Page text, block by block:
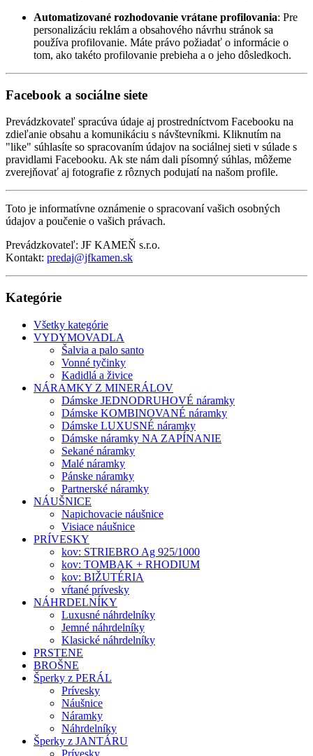
Automatizované rozhodovanie vrátane profilovania: Pre
personalizáciu reklám a obsahového návrhu stránok sa
používa profilovanie. Máte právo požiadať o informácie o
tom, ako takéto profilovanie prebieha a o jeho dôsledkoch.
Facebook a sociálne siete
Prevádzkovateľ spracúva údaje aj prostredníctvom Facebooku na
zdieľanie obsahu a komunikáciu s návštevníkmi. Kliknutím na
"like" súhlasíte so spracovaním údajov na sociálnej sieti v súlade s
pravidlami Facebooku. Ak ste nám dali písomný súhlas, môžeme
zverejňovať aj fotografie z rôznych podujatí na našom profile.
Toto je informatívne oznámenie o spracovaní vašich osobných
údajov a poučenie o vašich právach.
Prevádzkovateľ: JF KAMEŇ s.r.o.
Kontakt: predaj@jfkamen.sk
Kategórie
Všetky kategórie
VYDYMOVADLA
Šalvia a palo santo
Vonné tyčinky
Kadidlá a živice
NÁRAMKY Z MINERÁLOV
Dámske JEDNODRUHOVÉ náramky
Dámske KOMBINOVANÉ náramky
Dámske LUXUSNÉ náramky
Dámske náramky NA ZAPÍNANIE
Sekané náramky
Malé náramky
Pánske náramky
Partnerské náramky
NÁUŠNICE
Napichovacie náušnice
Visiace náušnice
PRÍVESKY
kov: STRIEBRO Ag 925/1000
kov: TOMBAK + RHODIUM
kov: BIŽUTÉRIA
vŕtané prívesky
NÁHRDELNÍKY
Luxusné náhrdelníky
Jemné náhrdelníky
Klasické náhrdelníky
PRSTENE
BROŠNE
Šperky z PERÁL
Prívesky
Náušnice
Náramky
Náhrdelníky
Šperky z JANTÁRU
Prívesky